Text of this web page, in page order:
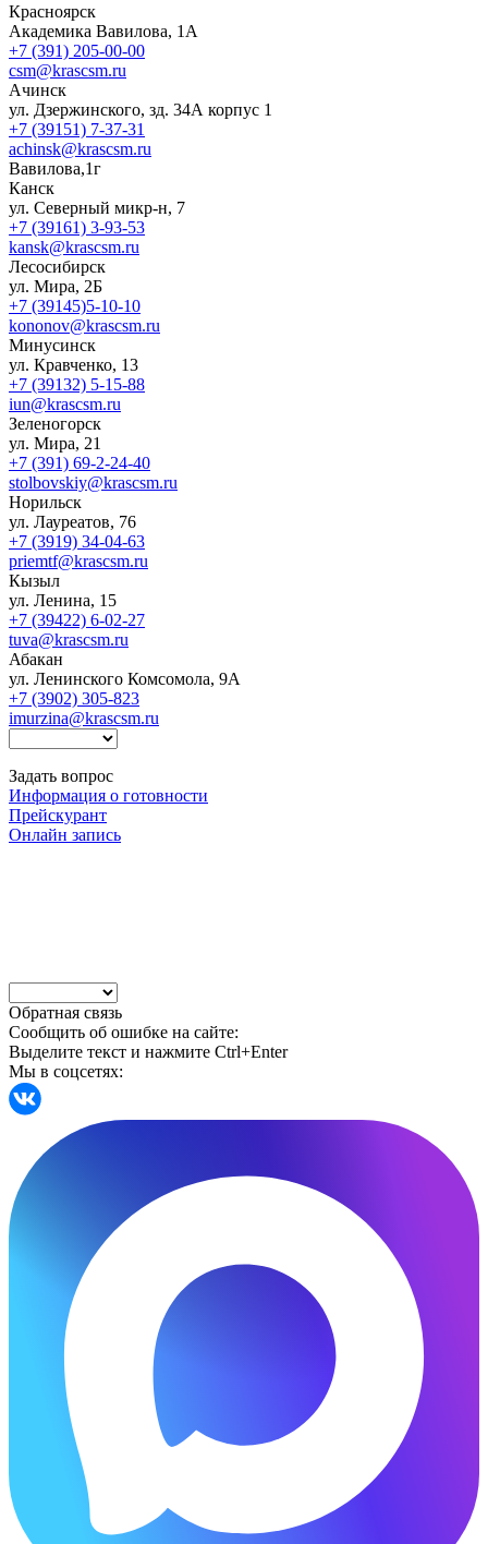
Красноярск
Академика Вавилова, 1А
+7 (391) 205-00-00
csm@krascsm.ru
Ачинск
ул. Дзержинского, зд. 34А корпус 1
+7 (39151) 7-37-31
achinsk@krascsm.ru
Вавилова,1г
Канск
ул. Северный микр-н, 7
+7 (39161) 3-93-53
kansk@krascsm.ru
Лесосибирск
ул. Мира, 2Б
+7 (39145)5-10-10
kononov@krascsm.ru
Минусинск
ул. Кравченко, 13
+7 (39132) 5-15-88
iun@krascsm.ru
Зеленогорск
ул. Мира, 21
+7 (391) 69-2-24-40
stolbovskiy@krascsm.ru
Норильск
ул. Лауреатов, 76
+7 (3919) 34-04-63
priemtf@krascsm.ru
Кызыл
ул. Ленина, 15
+7 (39422) 6-02-27
tuva@krascsm.ru
Абакан
ул. Ленинского Комсомола, 9А
+7 (3902) 305-823
imurzina@krascsm.ru
Задать вопрос
Информация о готовности
Прейскурант
Онлайн запись
Обратная связь
Сообщить об ошибке на сайте:
Выделите текст и нажмите Ctrl+Enter
Мы в соцсетях: